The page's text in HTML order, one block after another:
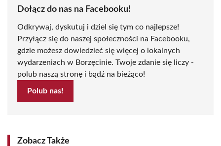
Dołącz do nas na Facebooku!
Odkrywaj, dyskutuj i dziel się tym co najlepsze!
Przyłącz się do naszej społeczności na Facebooku,
gdzie możesz dowiedzieć się więcej o lokalnych
wydarzeniach w Borzęcinie. Twoje zdanie się liczy -
polub naszą stronę i bądź na bieżąco!
Polub nas!
Zobacz Także